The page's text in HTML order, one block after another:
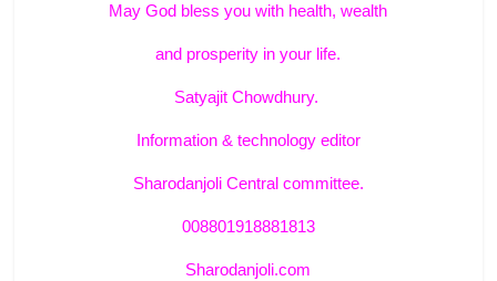
May God bless you with health, wealth
and prosperity in your life.
Satyajit Chowdhury.
Information & technology editor
Sharodanjoli Central committee.
008801918881813
Sharodanjoli.com